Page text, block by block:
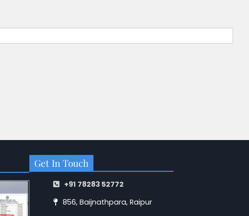
Get In Touch
+91 78283 52772
856, Baijnathpara, Raipur